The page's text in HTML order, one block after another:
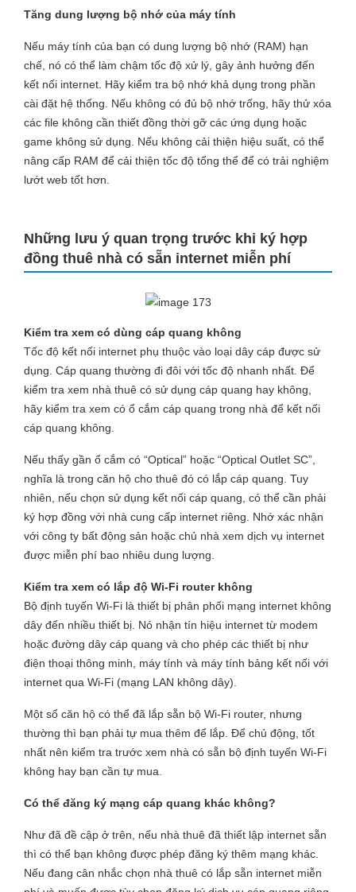
Tăng dung lượng bộ nhớ của máy tính
Nếu máy tính của bạn có dung lượng bộ nhớ (RAM) hạn
chế, nó có thể làm chậm tốc độ xử lý, gây ảnh hưởng đến
kết nối internet. Hãy kiểm tra bộ nhớ khả dụng trong phần
cài đặt hệ thống. Nếu không có đủ bộ nhớ trống, hãy thử xóa
các file không cần thiết đồng thời gỡ các ứng dụng hoặc
game không sử dụng. Nếu không cải thiện hiệu suất, có thể
nâng cấp RAM để cải thiện tốc độ tổng thể để có trải nghiệm
lướt web tốt hơn.
Những lưu ý quan trọng trước khi ký hợp
đồng thuê nhà có sẵn internet miễn phí
Kiểm tra xem có dùng cáp quang không
Tốc độ kết nối internet phụ thuộc vào loại dây cáp được sử
dụng. Cáp quang thường đi đôi với tốc độ nhanh nhất. Để
kiểm tra xem nhà thuê có sử dụng cáp quang hay không,
hãy kiểm tra xem có ổ cắm cáp quang trong nhà để kết nối
cáp quang không.
Nếu thấy gần ổ cắm có “Optical” hoặc “Optical Outlet SC”,
nghĩa là trong căn hộ cho thuê đó có lắp cáp quang. Tuy
nhiên, nếu chọn sử dụng kết nối cáp quang, có thể cần phải
ký hợp đồng với nhà cung cấp internet riêng. Nhớ xác nhận
với công ty bất động sản hoặc chủ nhà xem dịch vụ internet
được miễn phí bao nhiêu dung lượng.
Kiểm tra xem có lắp độ Wi-Fi router không
Bộ định tuyến Wi-Fi là thiết bị phân phối mạng internet không
dây đến nhiều thiết bị. Nó nhận tín hiệu internet từ modem
hoặc đường dây cáp quang và cho phép các thiết bị như
điện thoại thông minh, máy tính và máy tính bảng kết nối với
internet qua Wi-Fi (mạng LAN không dây).
Một số căn hộ có thể đã lắp sẵn bộ Wi-Fi router, nhưng
thường thì bạn phải tự mua thêm để lắp. Để chủ động, tốt
nhất nên kiểm tra trước xem nhà có sẵn bộ định tuyến Wi-Fi
không hay bạn cần tự mua.
Có thể đăng ký mạng cáp quang khác không?
Như đã đề cập ở trên, nếu nhà thuê đã thiết lập internet sẵn
thì có thể bạn không được phép đăng ký thêm mạng khác.
Nếu đang cân nhắc chọn nhà thuê có lắp sẵn internet miễn